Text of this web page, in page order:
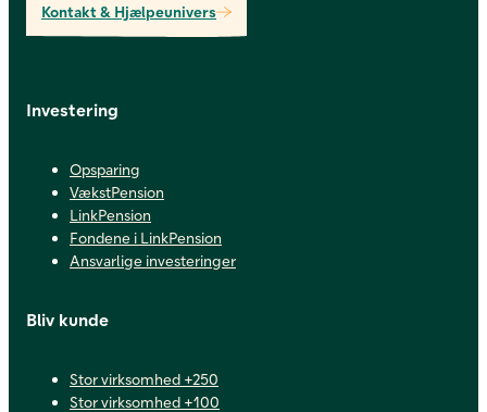
Kontakt & Hjælpeunivers
Investering
Opsparing
VækstPension
LinkPension
Fondene i LinkPension
Ansvarlige investeringer
Bliv kunde
Stor virksomhed +250
Stor virksomhed +100